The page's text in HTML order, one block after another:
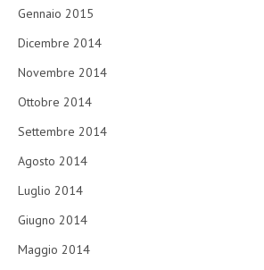
Gennaio 2015
Dicembre 2014
Novembre 2014
Ottobre 2014
Settembre 2014
Agosto 2014
Luglio 2014
Giugno 2014
Maggio 2014